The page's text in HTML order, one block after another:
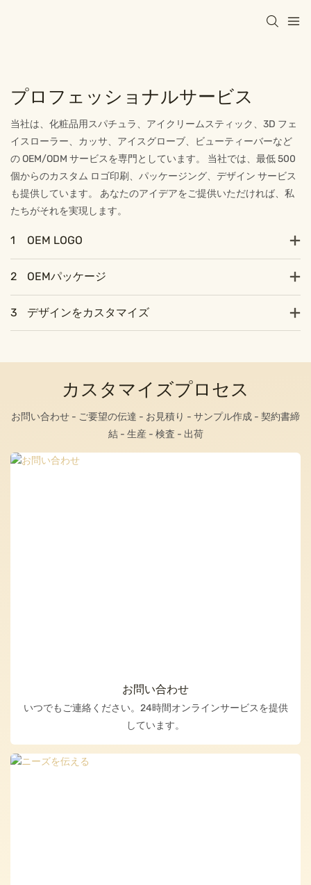
プロフェッショナルサービス
当社は、化粧品用スパチュラ、アイクリームスティック、3D フェ
イスローラー、カッサ、アイスグローブ、ビューティーバーなど
の OEM/ODM サービスを専門としています。 当社では、最低 500
個からのカスタム ロゴ印刷、パッケージング、デザイン サービス
も提供しています。 あなたのアイデアをご提供いただければ、私
たちがそれを実現します。
1 OEM LOGO
2 OEMパッケージ
3 デザインをカスタマイズ
カスタマイズプロセス
お問い合わせ - ご要望の伝達 - お見積り - サンプル作成 - 契約書締
結 - 生産 - 検査 - 出荷
お問い合わせ
いつでもご連絡ください。24時間オンラインサービスを提供
しています。